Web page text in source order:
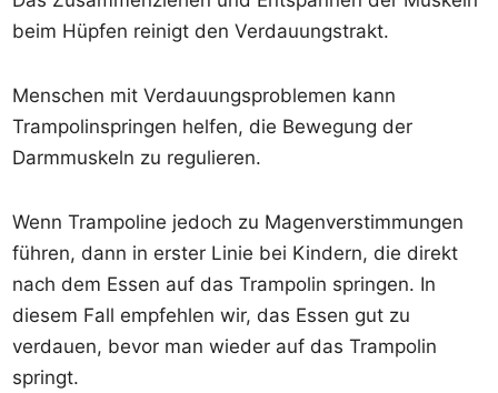
beim Hüpfen reinigt den Verdauungstrakt.
Menschen mit Verdauungsproblemen kann
Trampolinspringen helfen, die Bewegung der
Darmmuskeln zu regulieren.
Wenn Trampoline jedoch zu Magenverstimmungen
führen, dann in erster Linie bei Kindern, die direkt
nach dem Essen auf das Trampolin springen. In
diesem Fall empfehlen wir, das Essen gut zu
verdauen, bevor man wieder auf das Trampolin
springt.